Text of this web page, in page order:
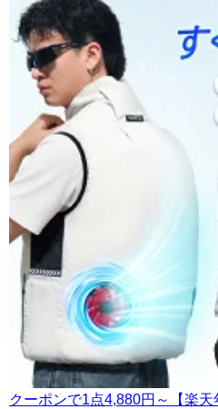
クーポンで1点4,880円～【楽